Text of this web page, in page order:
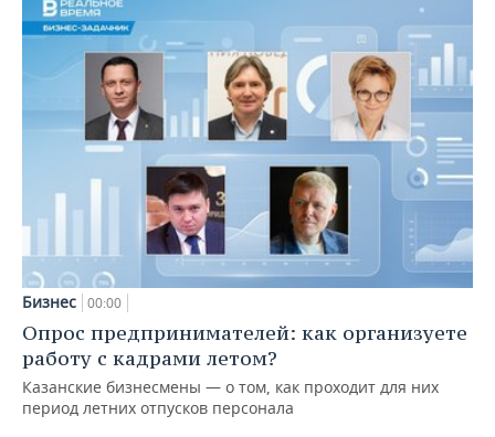
Бизнес 00:00
Опрос предпринимателей: как организуете
работу с кадрами летом?
Казанские бизнесмены — о том, как проходит для них
период летних отпусков персонала